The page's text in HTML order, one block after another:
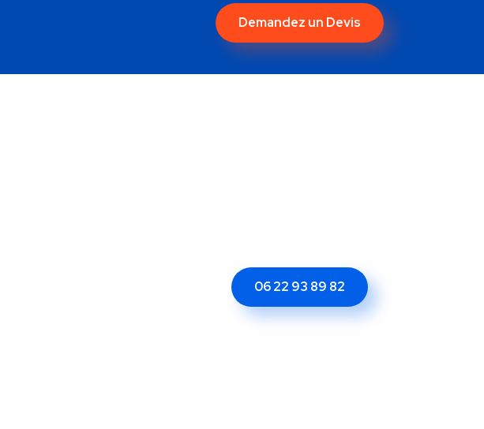
Demandez un Devis
06 22 93 89 82